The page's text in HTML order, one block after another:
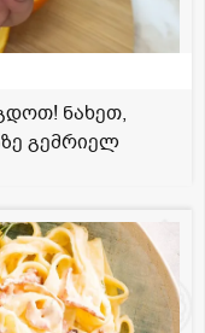
ნახეთ,
გემრიელ